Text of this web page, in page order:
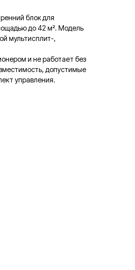
блок для
до 42 м². Модель
мультисплит-,
и не работает без
допустимые
управления.